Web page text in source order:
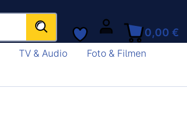
0,00 €
TV & Audio
Foto & Filmen